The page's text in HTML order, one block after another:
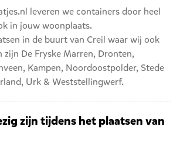
leveren we containers door heel
in jouw woonplaats.
in de buurt van Creil waar wij ook
zijn De Fryske Marren, Dronten,
, Kampen, Noordoostpolder, Stede
, Urk & Weststellingwerf.
zijn tijdens het plaatsen van